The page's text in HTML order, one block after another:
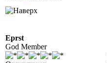
Eprst
God Member